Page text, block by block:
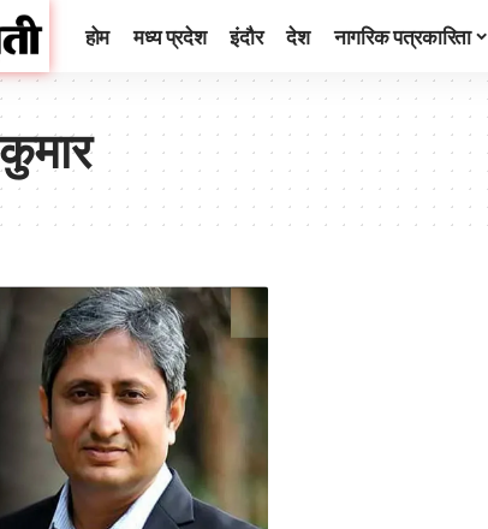
होम मध्य प्रदेश इंदौर देश नागरिक पत्रकारिता